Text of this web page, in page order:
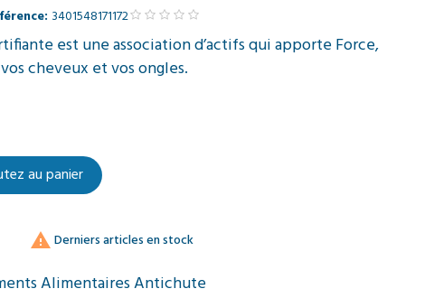
3401548171172
est une association d’actifs qui apporte Force,
cheveux et vos ongles.
au panier
 Derniers articles en stock
Alimentaires Antichute